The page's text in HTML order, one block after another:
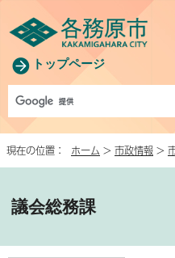
トップページ
現在の位置： ホーム > 市政情報 >
議会総務課